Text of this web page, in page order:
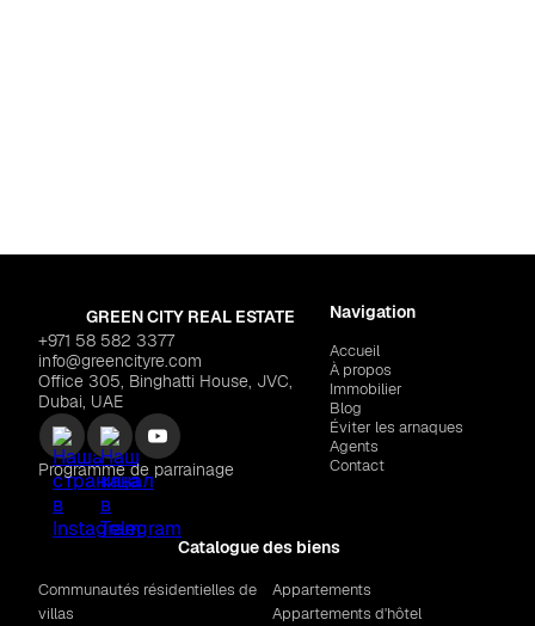
GREEN CITY REAL ESTATE
+971 58 582 3377
info@greencityre.com
Office 305, Binghatti House, JVC,
Dubai, UAE
Programme de parrainage
Navigation
Accueil
À propos
Immobilier
Blog
Éviter les arnaques
Agents
Contact
Catalogue des biens
Communautés résidentielles de
villas
Appartements
Appartements d'hôtel